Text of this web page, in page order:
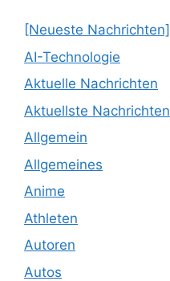
[Neueste Nachrichten]
AI-Technologie
Aktuelle Nachrichten
Aktuellste Nachrichten
Allgemein
Allgemeines
Anime
Athleten
Autoren
Autos